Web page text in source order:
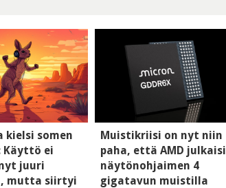
kielsi somen
ei
juuri
mutta siirtyi
Muistikriisi on nyt niin
paha, että AMD julkaisi
näytönohjaimen 4
gigatavun muistilla